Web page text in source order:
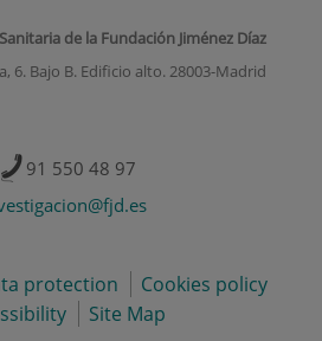
de la Fundación Jiménez Díaz
6. Bajo B. Edificio alto. 28003-Madrid
91 550 48 97
protection
Cookies policy
Site Map